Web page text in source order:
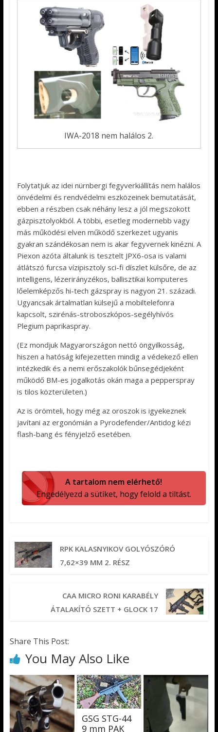
IWA-2018 nem halálos 2.
Folytatjuk az idei nürnbergi fegyverkiállítás nem halálos
önvédelmi és rendvédelmi eszközeinek bemutatását,
ebben a részben csak néhány lesz a jól megszokott
gázpisztolyokból. A többi, esetleg modernebb vagy
más működési elven működő szerkezet ugyanis
gyakran szándékosan nem is akar fegyvernek kinézni. A
Piexon azóta általunk is tesztelt JPX6-osa is valami
átlátszó furcsa vízipisztoly sci-fi díszlet külsőre, de az
intelligens, lézerirányzékos, ballisztikai komputeres
lőelemképzős hi-tech gázspray is nagyon 21. századi.
Ugyancsak ártalmatlan külsejű a mobiltelefonra
kapcsolt, szirénás-stroboszkópos-segélyhívós
Plegium paprikaspray.
(Ez mondjuk Magyarországon nettó öngyilkosság,
hiszen a hatóság kifejezetten mindig a védekező ellen
intézkedik és a nemi erőszakolók bűnsegédjeként
működő BM-es jogalkotás okán maga a pepperspray
is tilos közterületen.)
Az is örömteli, hogy még az oroszok is igyekeznek
javítani az ergonómián a Pyrodefender/Antidog kézi
flash-bang és fényjelző esetében.
A tartalom nem elérhető!
Engedélyezd a sütiket, hogy felold a tiltást.
RPK KALASNYIKOV GOLYÓSZÓRÓ
7,62×39 MM 2. RÉSZ
CAA MICRO RONI KARABÉLY
ÁTALAKÍTÓ SZETT + GLOCK 17
Share This Post:
You May Also Like
GSG STG-44
9 mm PAK